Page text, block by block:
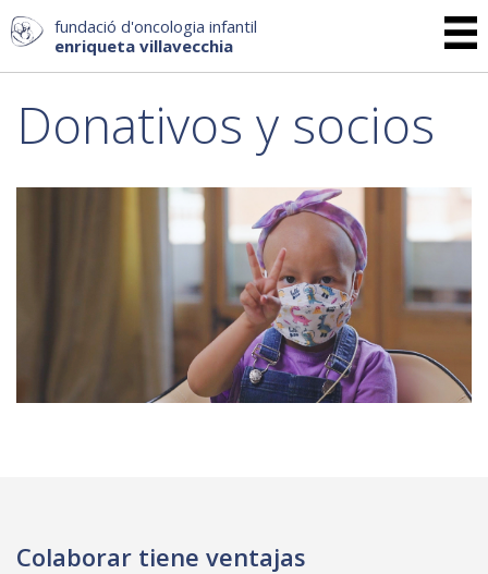
fundació d'oncologia infantil
enriqueta villavecchia
Donativos y socios
Colaborar tiene ventajas